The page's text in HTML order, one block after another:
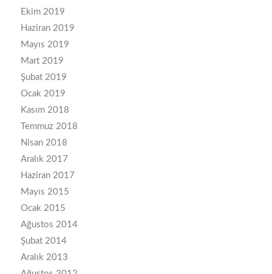
Ekim 2019
Haziran 2019
Mayıs 2019
Mart 2019
Şubat 2019
Ocak 2019
Kasım 2018
Temmuz 2018
Nisan 2018
Aralık 2017
Haziran 2017
Mayıs 2015
Ocak 2015
Ağustos 2014
Şubat 2014
Aralık 2013